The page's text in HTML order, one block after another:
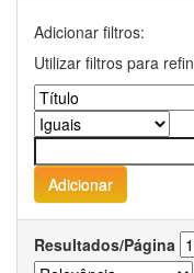
Adicionar filtros:
Utilizar filtros para
Resultados/Página